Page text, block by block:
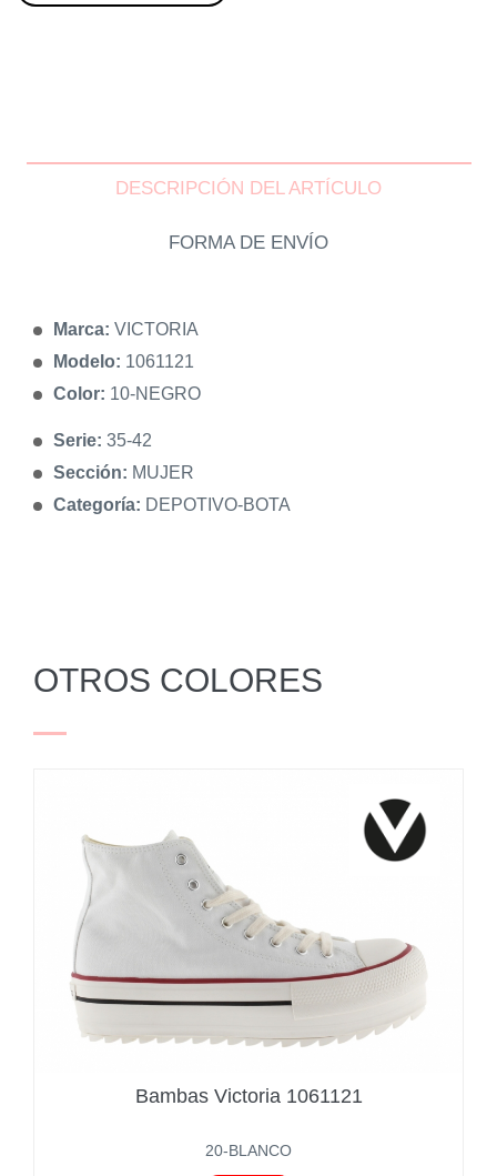
DESCRIPCIÓN DEL ARTÍCULO
FORMA DE ENVÍO
Marca: VICTORIA
Modelo: 1061121
Color: 10-NEGRO
Serie: 35-42
Sección: MUJER
Categoría: DEPOTIVO-BOTA
OTROS COLORES
Bambas Victoria 1061121
20-BLANCO